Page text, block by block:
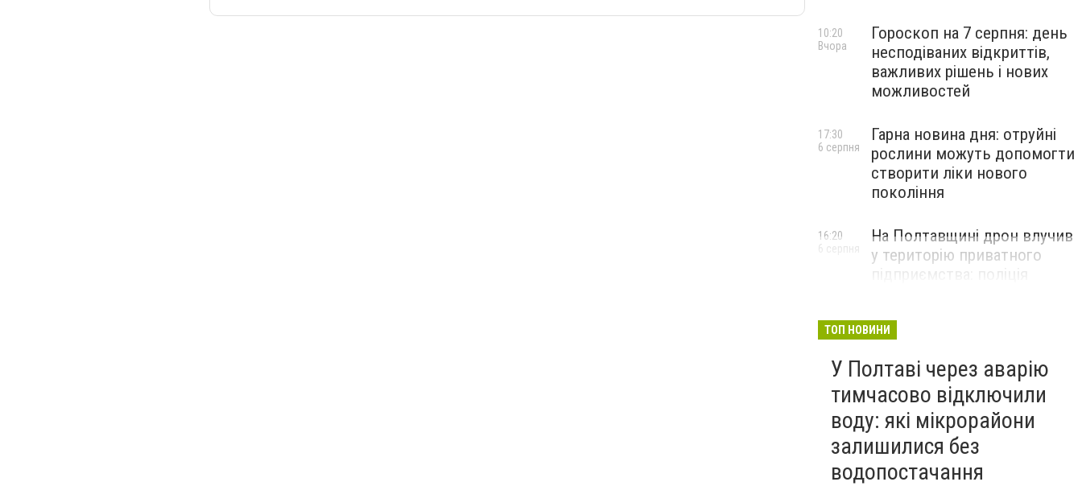
Гороскоп на 7 серпня: день
несподіваних відкриттів,
важливих рішень і нових
можливостей
10:20
Вчора
Гарна новина дня: отруйні
рослини можуть допомогти
створити ліки нового
покоління
17:30
6 серпня
На Полтавщині дрон влучив
у територію приватного
16:20
6 серпня
ТОП НОВИНИ
У Полтаві через аварію
тимчасово відключили
воду: які мікрорайони
залишилися без
водопостачання